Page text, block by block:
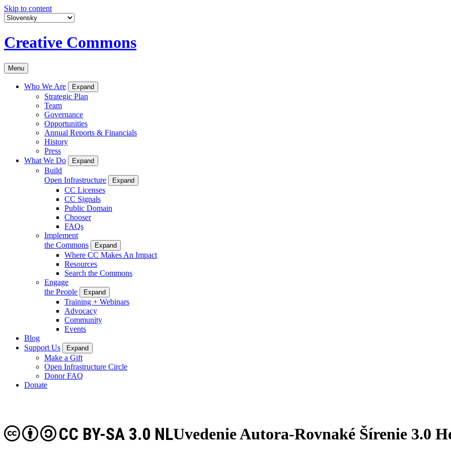
Skip to content
Creative Commons
Menu
Who We Are Expand
Strategic Plan
Team
Governance
Opportunities
Annual Reports & Financials
History
Press
What We Do
Expand
Build
Open Infrastructure
Expand
CC Licenses
CC Signals
Public Domain
Chooser
FAQs
Implement
the Commons
Expand
Where CC Makes An Impact
Resources
Search the Commons
Engage
the People
Expand
Training + Webinars
Advocacy
Community
Events
Blog
Support Us
Expand
Make a Gift
Open Infrastructure Circle
Donor FAQ
Donate
Uvedenie Autora-Rovnaké Šírenie 3.0
CC BY-SA 3.0 NL